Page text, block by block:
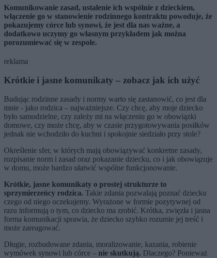
Komunikowanie zasad, ustalenie ich wspólnie z dzieckiem,
włączenie go w stanowienie rodzinnego kontraktu powoduje, że
pokazujemy córce lub synowi, że jest dla nas ważne, a
dodatkowo uczymy go własnym przykładem jak można
porozumiewać się w zespole.
reklama
Krótkie i jasne komunikaty – zobacz jak ich użyć
Budując rodzinne zasady i normy warto się zastanowić, co jest dla
mnie - jako rodzica – najważniejsze. Czy chcę, aby moje dziecko
było samodzielne, czy zależy mi na włączeniu go w obowiązki
domowe, czy może chcę, aby w czasie przygotowywania posiłków
jednak nie wchodziło do kuchni i spokojnie siedziało przy stole?
Określenie sfer, w których mają obowiązywać konkretne zasady,
rozpisanie norm i zasad oraz pokazanie dziecku, co i jak obowiązuje
w domu, może bardzo ułatwić wspólne funkcjonowanie.
Krótkie, jasne komunikaty o prostej strukturze to
sprzymierzeńcy rodzica. Takie zdania pozwalają poznać dziecku
czego od niego oczekujemy. Wyrażone w formie pozytywnej od
razu informują o tym, co dziecko ma zrobić. Krótka, zwięzła i jasna
forma komunikacji sprawia, że dziecko szybko rozumie jej treść i
może zareagować.
Długie, rozbudowane zdania, moralizowanie, kazania, robienie
wymówek synowi lub córce – nie skutkują. Dlaczego? Ponieważ